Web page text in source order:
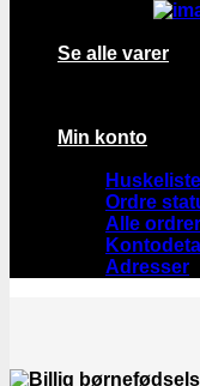
Se alle varer
Min konto
Huskeliste
Ordre
Alle ordrer
Adresser